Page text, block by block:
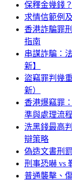
保釋金幾錢
求情信範例
香港詐騙罪
指南
串謀詐騙：
新】
盜竊罪判幾
新）
香港爆竊罪
準與處理流程
洗黑錢最高
辯策略
偽造文書刑
刑事恐嚇 vs
普通襲擊、